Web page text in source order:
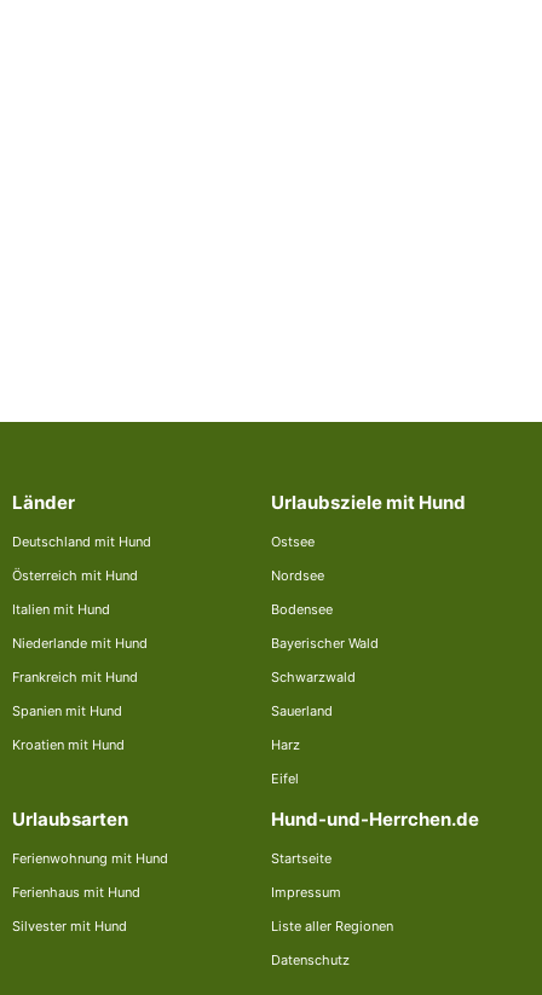
Länder
Deutschland mit Hund
Österreich mit Hund
Italien mit Hund
Niederlande mit Hund
Frankreich mit Hund
Spanien mit Hund
Kroatien mit Hund
Urlaubsziele mit Hund
Ostsee
Nordsee
Bodensee
Bayerischer Wald
Schwarzwald
Sauerland
Harz
Eifel
Urlaubsarten
Ferienwohnung mit Hund
Ferienhaus mit Hund
Silvester mit Hund
Hund-und-Herrchen.de
Startseite
Impressum
Liste aller Regionen
Datenschutz